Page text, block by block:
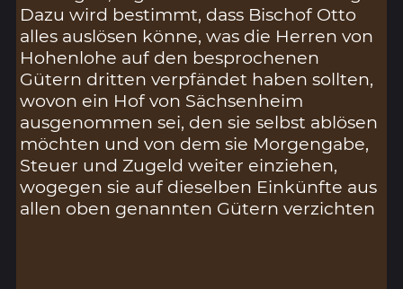
Dazu wird bestimmt, dass Bischof Otto
alles auslösen könne, was die Herren von
Hohenlohe auf den besprochenen
Gütern dritten verpfändet haben sollten,
wovon ein Hof von Sächsenheim
ausgenommen sei, den sie selbst ablösen
möchten und von dem sie Morgengabe,
Steuer und Zugeld weiter einziehen,
wogegen sie auf dieselben Einkünfte aus
allen oben genannten Gütern verzichten